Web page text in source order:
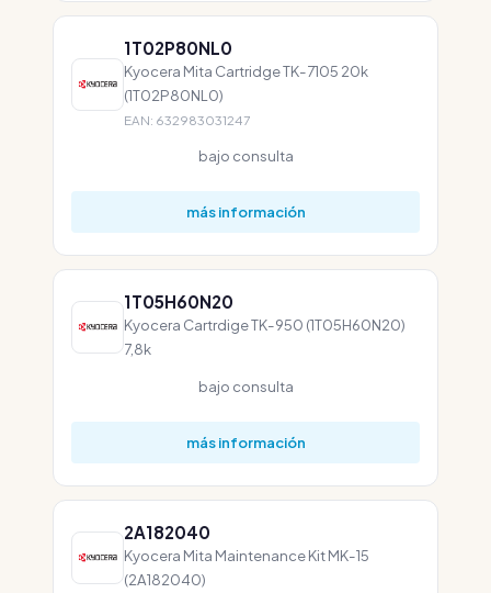
1T02P80NL0
Kyocera Mita Cartridge TK-7105 20k
(1T02P80NL0)
EAN: 632983031247
bajo consulta
más información
1T05H60N20
Kyocera Cartrdige TK-950 (1T05H60N20)
7,8k
bajo consulta
más información
2A182040
Kyocera Mita Maintenance Kit MK-15
(2A182040)